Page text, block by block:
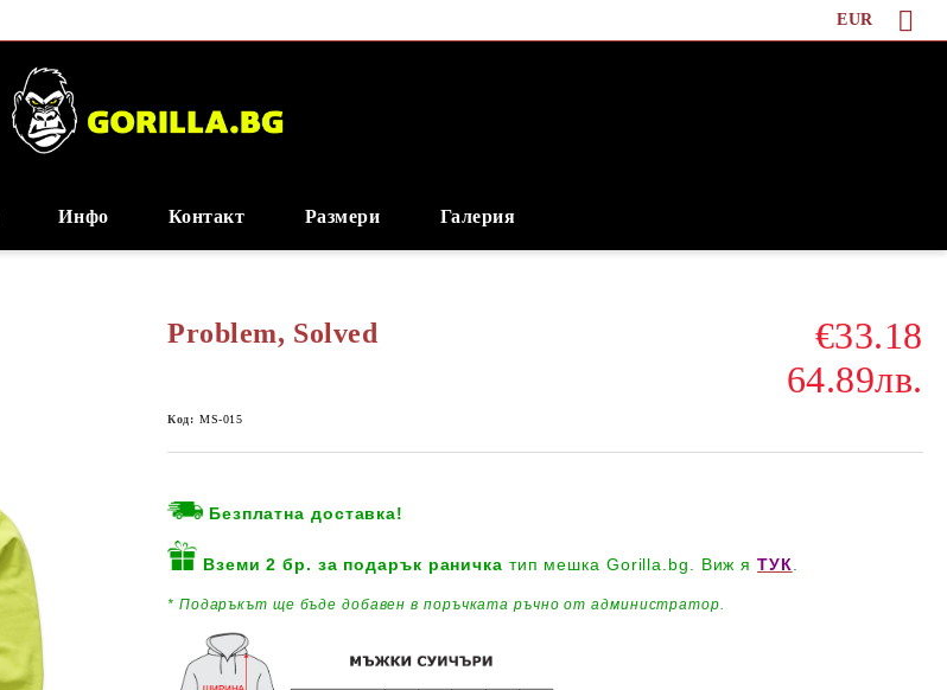
EUR
Инфо Контакт Размери Галерия
Problem, Solved
€33.18
64.89лв.
Код: MS-015
Безплатна доставка!
Вземи 2 бр. за подарък раничка тип мешка Gorilla.bg. Виж яТУК
* Подаръкът ще бъде добавен в поръчката ръчно от администратор.